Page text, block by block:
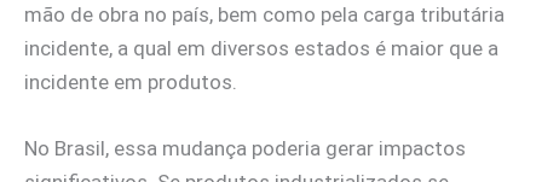
mão de obra no país, bem como pela carga tributária
incidente, a qual em diversos estados é maior que a
incidente em produtos.
No Brasil, essa mudança poderia gerar impactos